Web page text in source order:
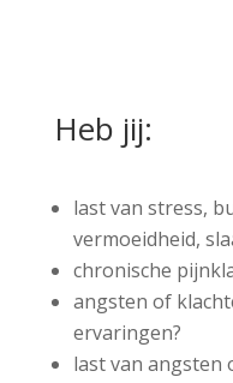
Heb jij:
last van stress,
vermoeidheid,
chronische
angsten of
ervaringen?
last van angsten